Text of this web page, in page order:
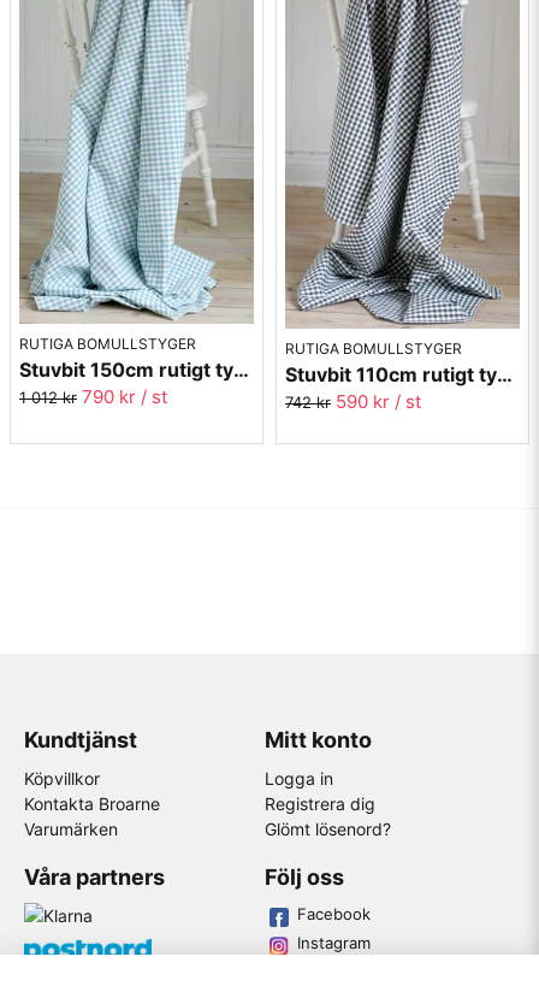
RUTIGA BOMULLSTYGER
Stuvbit 150cm rutigt tyg - turkos Margaretaruta
1 012 kr 790 kr / st
RUTIGA BOMULLSTYGER
Stuvbit 110cm rutigt tyg - svart Margaretaruta
742 kr 590 kr / st
Kundtjänst
Köpvillkor
Kontakta Broarne
Varumärken
Mitt konto
Logga in
Registrera dig
Glömt lösenord?
Våra partners Följ oss
Facebook
Instagram